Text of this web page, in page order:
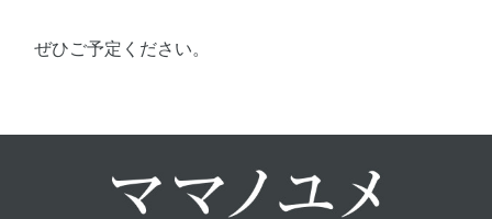
ぜひご予定ください。